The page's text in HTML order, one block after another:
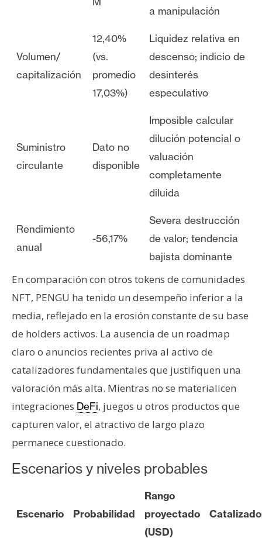
a manipulación
Volumen/
capitalización
12,40%
(vs.
promedio
17,03%)
Liquidez relativa en
descenso; indicio de
desinterés
especulativo
Suministro
circulante
Dato no
disponible
Imposible calcular
dilución potencial o
valuación
completamente
diluida
Rendimiento
anual
-56,17%
Severa destrucción
de valor; tendencia
bajista dominante
En comparación con otros tokens de comunidades
NFT, PENGU ha tenido un desempeño inferior a la
media, reflejado en la erosión constante de su base
de holders activos. La ausencia de un roadmap
claro o anuncios recientes priva al activo de
catalizadores fundamentales que justifiquen una
valoración más alta. Mientras no se materialicen
integraciones DeFi, juegos u otros productos que
capturen valor, el atractivo de largo plazo
permanece cuestionado.
Escenarios y niveles probables
Escenario Probabilidad
Rango
proyectado
(USD)